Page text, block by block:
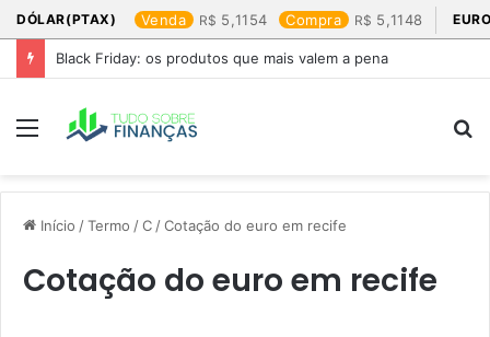
DÓLAR(PTAX) Venda 5,1154 Compra 5,1148
Black Friday: os produtos que mais valem a pena
Menu
Início /Termo /C /Cotação do euro em recife​
Cotação do euro em recife​